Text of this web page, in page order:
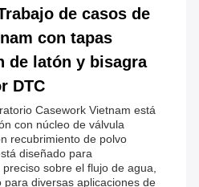
de casos de
con tapas
de latón y bisagra
DTC
Casework Vietnam está
con núcleo de válvula
recubrimiento de polvo
diseñado para
sobre el flujo de agua,
para diversas aplicaciones de